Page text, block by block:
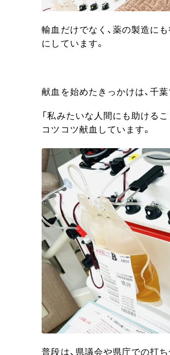
輸血だけでなく、薬の製造に
にしています。
献血を始めたきっかけは、千
「私みたいな人間にも助ける
コツコツ献血しています。
普段は、県議会や県庁での打